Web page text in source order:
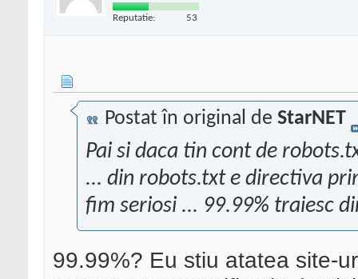
Reputatie: 53
Postat în original de StarNET
Pai si daca tin cont de
... din robots.txt e directiva
fim seriosi ... 99.99% traiesc
99.99%? Eu stiu atatea site-